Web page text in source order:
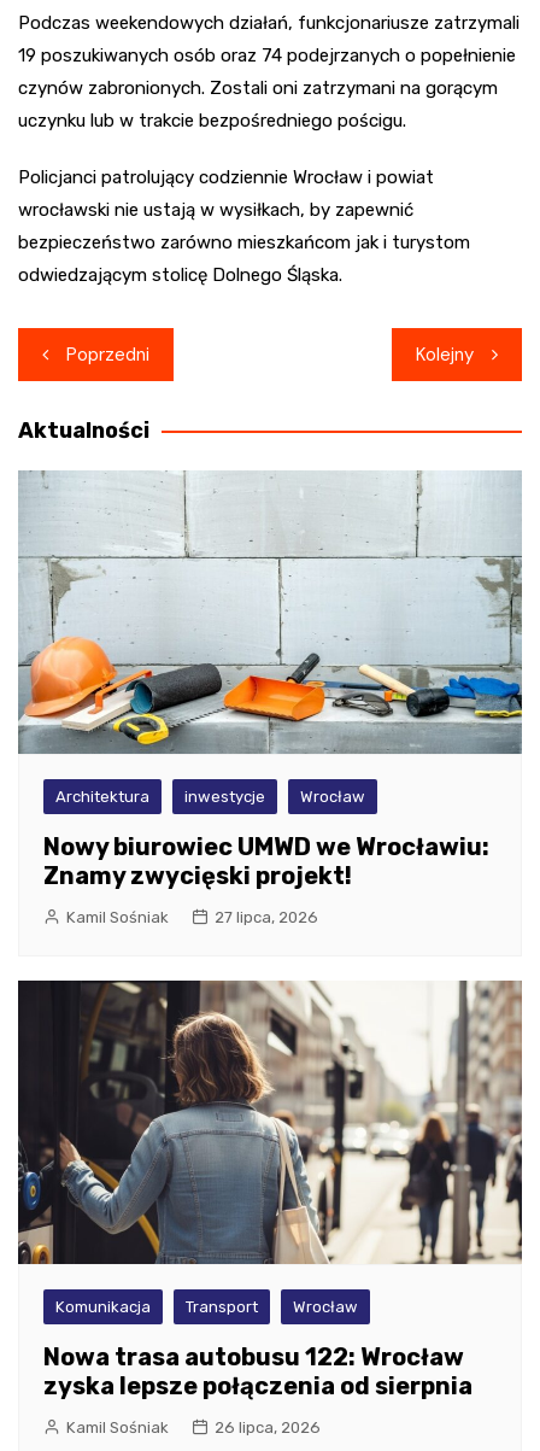
Podczas weekendowych działań, funkcjonariusze zatrzymali
19 poszukiwanych osób oraz 74 podejrzanych o popełnienie
czynów zabronionych. Zostali oni zatrzymani na gorącym
uczynku lub w trakcie bezpośredniego pościgu.
Policjanci patrolujący codziennie Wrocław i powiat
wrocławski nie ustają w wysiłkach, by zapewnić
bezpieczeństwo zarówno mieszkańcom jak i turystom
odwiedzającym stolicę Dolnego Śląska.
Nawigacja
wpisu
Poprzedni Kolejny
Aktualności
Architektura inwestycje Wrocław
Nowy biurowiec UMWD we Wrocławiu:
Znamy zwycięski projekt!
Kamil Sośniak 27 lipca, 2026
Komunikacja Transport Wrocław
Nowa trasa autobusu 122: Wrocław
zyska lepsze połączenia od sierpnia
Kamil Sośniak 26 lipca, 2026